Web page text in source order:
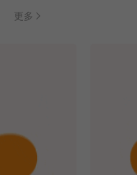
更多